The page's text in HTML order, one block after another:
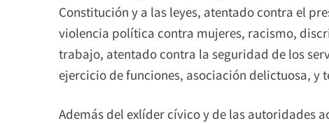
Constitución y a las leyes, atentado contra el
violencia política contra mujeres, racismo,
trabajo, atentado contra la seguridad de los
ejercicio de funciones, asociación delictuosa, y
Además del exlíder cívico y de las autoridades